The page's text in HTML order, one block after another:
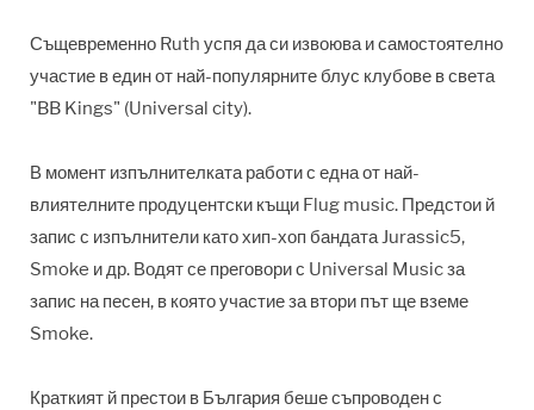
Същевременно Ruth успя да си извоюва и самостоятелно
участие в един от най-популярните блус клубове в света
"BB Kings" (Universal city).
В момент изпълнителката работи с една от най-
влиятелните продуцентски къщи Flug music. Предстои й
запис с изпълнители като хип-хоп бандата Jurassic5,
Smoke и др. Водят се преговори с Universal Music за
запис на песен, в която участие за втори път ще вземе
Smoke.
Краткият й престои в България беше съпроводен с